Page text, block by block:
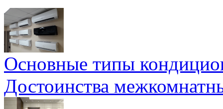
Основные типы
Достоинства